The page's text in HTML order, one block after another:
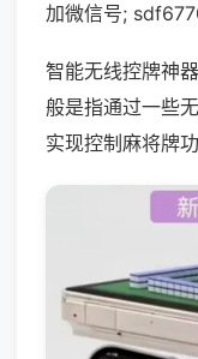
加微信号;
智能无线控牌神
般是指通过一些
实现控制麻将牌